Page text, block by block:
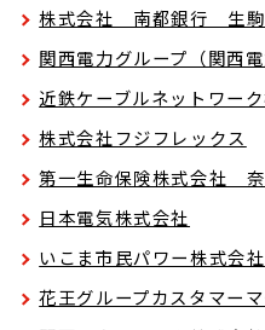
株式会社 南都銀行 生駒
関西電力グループ（関西
近鉄ケーブルネットワー
株式会社フジフレックス
第一生命保険株式会社
日本電気株式会社
いこま市民パワー株式会社
花王グループカスタマー